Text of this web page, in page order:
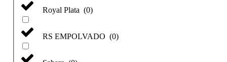
Royal Plata (0)
RS EMPOLVADO (0)